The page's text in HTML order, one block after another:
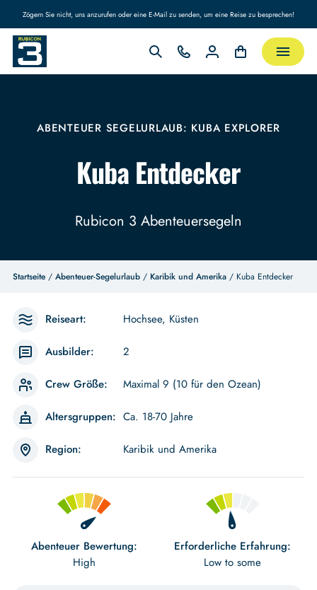
Zögern Sie nicht, uns anzurufen oder eine E-Mail zu senden, um eine Reise zu besprechen!
ABENTEUER SEGELURLAUB: KUBA EXPLORER
Kuba Entdecker
Rubicon 3 Abenteuersegeln
Startseite/ Abenteuer-Segelurlaub/ Karibik und Amerika/ Kuba Entdecker
Reiseart: Hochsee, Küsten
Ausbilder: 2
Crew Größe: Maximal 9 (10 für den Ozean)
Altersgruppen: Ca. 18-70 Jahre
Region: Karibik und Amerika
Abenteuer Bewertung:
High
Erforderliche Erfahrung:
Low to some